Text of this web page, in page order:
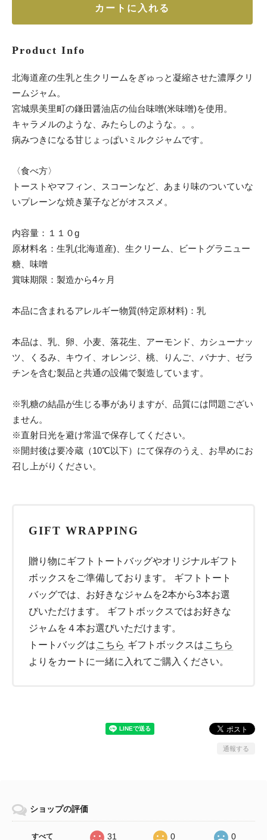
カートに入れる
Product Info
北海道産の生乳と生クリームをぎゅっと凝縮させた濃厚クリ
ームジャム。
宮城県美里町の鎌田醤油店の仙台味噌(米味噌)を使用。
キャラメルのような、みたらしのような。。。
病みつきになる甘じょっぱいミルクジャムです。
〈食べ方〉
トーストやマフィン、スコーンなど、あまり味のついていな
いプレーンな焼き菓子などがオススメ。
内容量：１１０g
原材料名：生乳(北海道産)、生クリーム、ビートグラニュー
糖、味噌
賞味期限：製造から4ヶ月
本品に含まれるアレルギー物質(特定原材料)：乳
本品は、乳、卵、小麦、落花生、アーモンド、カシューナッ
ツ、くるみ、キウイ、オレンジ、桃、りんご、バナナ、ゼラ
チンを含む製品と共通の設備で製造しています。
※乳糖の結晶が生じる事がありますが、品質には問題ござい
ません。
※直射日光を避け常温で保存してください。
※開封後は要冷蔵（10℃以下）にて保存のうえ、お早めにお
召し上がりください。
GIFT WRAPPING
贈り物にギフトトートバッグやオリジナルギフト
ボックスをご準備しております。 ギフトトート
バッグでは、お好きなジャムを2本から3本お選
びいただけます。 ギフトボックスではお好きな
ジャムを４本お選びいただけます。
トートバッグは こちら ギフトボックスは こちら
よりをカートに一緒に入れてご購入ください。
通報する
ショップの評価
すべて 31 0 0